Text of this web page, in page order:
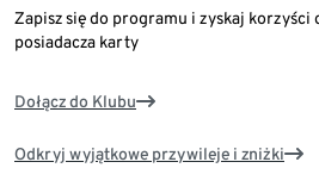
Zapisz się do programu i zyskaj korzyści
posiadacza karty
Dołącz do Klubu
Odkryj wyjątkowe przywileje i zniżki